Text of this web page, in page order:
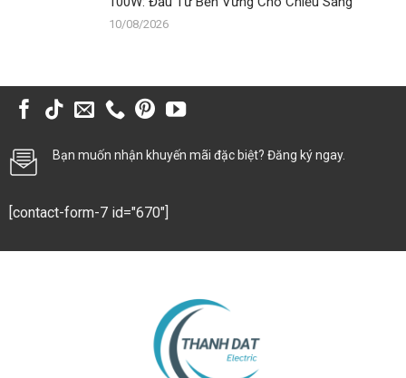
10/08/2026
Bạn muốn nhận khuyến mãi đặc biệt? Đăng ký ngay.
[contact-form-7 id="670"]